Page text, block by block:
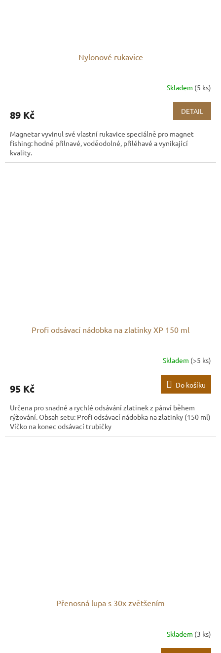
Nylonové rukavice
Skladem (5 ks)
89 Kč DETAIL
Magnetar vyvinul své vlastní rukavice speciálně pro magnet
fishing: hodně přilnavé, voděodolné, přiléhavé a vynikající
kvality.
Profi odsávací nádobka na zlatinky XP 150 ml
Skladem (>5 ks)
95 Kč Do košíku
Určena pro snadné a rychlé odsávání zlatinek z pánví během
rýžování. Obsah setu: Profi odsávací nádobka na zlatinky (150 ml)
Víčko na konec odsávací trubičky
Přenosná lupa s 30x zvětšením
Skladem (3 ks)